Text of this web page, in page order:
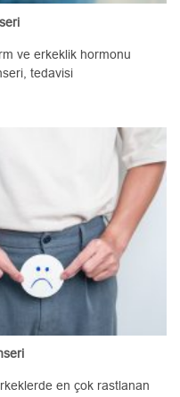
erkeklik hormonu
tedavisi
en çok rastlanan